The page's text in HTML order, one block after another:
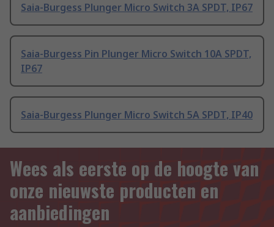
Saia-Burgess Plunger Micro Switch 3A SPDT, IP67
Saia-Burgess Pin Plunger Micro Switch 10A SPDT,
IP67
Saia-Burgess Plunger Micro Switch 5A SPDT, IP40
Wees als eerste op de hoogte van
onze nieuwste producten en
aanbiedingen